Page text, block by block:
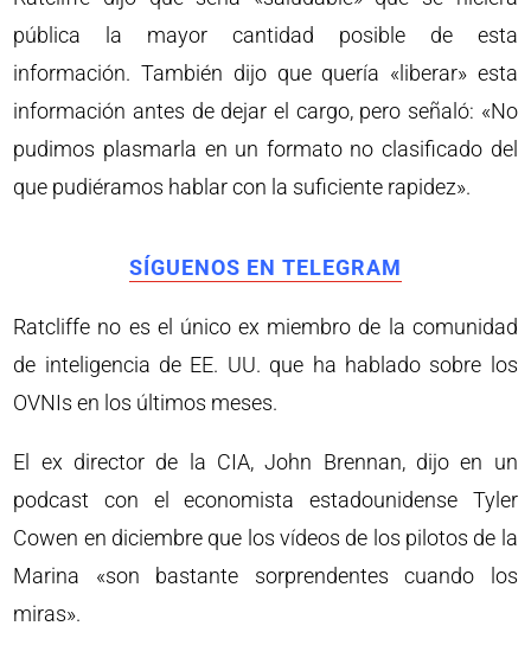
pública la mayor cantidad posible de esta
información. También dijo que quería «liberar» esta
información antes de dejar el cargo, pero señaló: «No
pudimos plasmarla en un formato no clasificado del
que pudiéramos hablar con la suficiente rapidez».
SÍGUENOS EN TELEGRAM
Ratcliffe no es el único ex miembro de la comunidad
de inteligencia de EE. UU. que ha hablado sobre los
OVNIs en los últimos meses.
El ex director de la CIA, John Brennan, dijo en un
podcast con el economista estadounidense Tyler
Cowen en diciembre que los vídeos de los pilotos de la
Marina «son bastante sorprendentes cuando los
miras».